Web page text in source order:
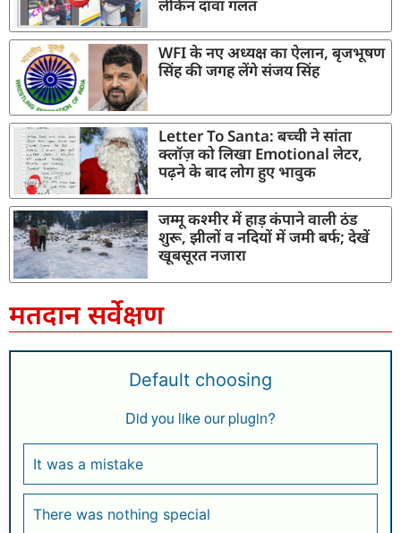
लेकिन दावा गलत
WFI के नए अध्यक्ष का ऐलान, बृजभूषण
सिंह की जगह लेंगे संजय सिंह
Letter To Santa: बच्ची ने सांता
क्लॉज़ को लिखा Emotional लेटर,
पढ़ने के बाद लोग हुए भावुक
जम्मू कश्मीर में हाड़ कंपाने वाली ठंड
शुरू, झीलों व नदियों में जमी बर्फ; देखें
खूबसूरत नजारा
मतदान सर्वेक्षण
Default choosing
Did you like our plugin?
It was a mistake
There was nothing special